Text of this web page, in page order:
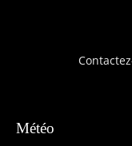
Météo